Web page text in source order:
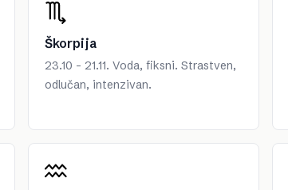
Škorpija
23.10 - 21.11. Voda, fiksni. Strastven,
odlučan, intenzivan.